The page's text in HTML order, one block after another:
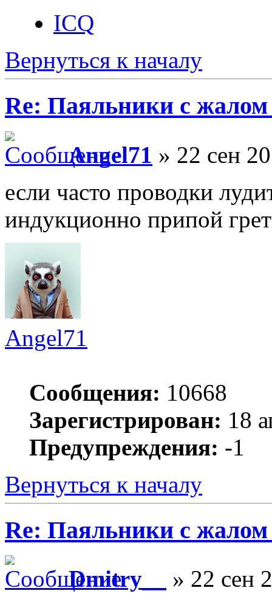
ICQ
Вернуться к началу
Re: Паяльники с жалом
Angel71 » 22 сен
если часто проводки
индукционно припой
Angel71
Сообщения: 10668
Зарегистрирован: 18
Предупреждения: -1
Вернуться к началу
Re: Паяльники с жалом
Dmitry__
» 22 сен